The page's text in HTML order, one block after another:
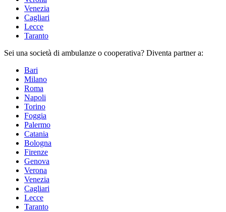
Venezia
Cagliari
Lecce
Taranto
Sei una società di ambulanze o cooperativa? Diventa partner a:
Bari
Milano
Roma
Napoli
Torino
Foggia
Palermo
Catania
Bologna
Firenze
Genova
Verona
Venezia
Cagliari
Lecce
Taranto